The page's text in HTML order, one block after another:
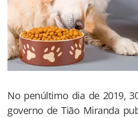
No penúltimo dia de 2019,
governo de Tião Miranda